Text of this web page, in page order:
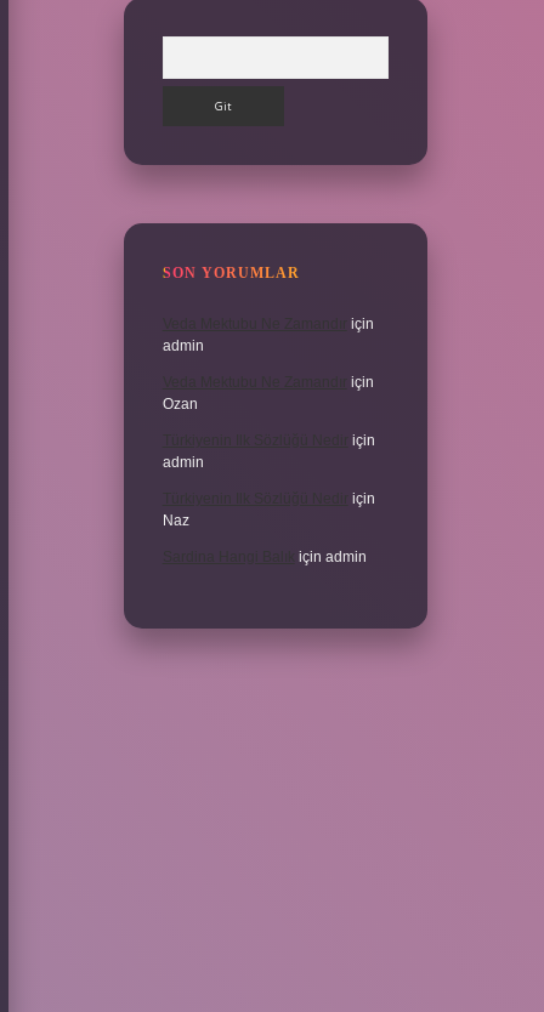
SON YORUMLAR
için
admin
için
Ozan
için
admin
için
Naz
için admin